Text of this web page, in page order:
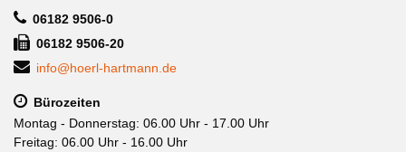
06182 9506-0
06182 9506-20
info@hoerl-hartmann.de
Bürozeiten
Montag - Donnerstag: 06.00 Uhr - 17.00 Uhr
Freitag: 06.00 Uhr - 16.00 Uhr